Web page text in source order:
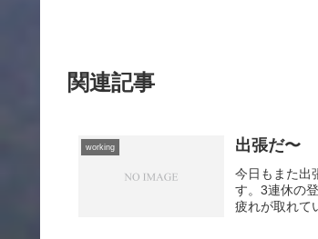
関連記事
working 出張だ〜
今日もまた
す。3連休の
疲れが取れて